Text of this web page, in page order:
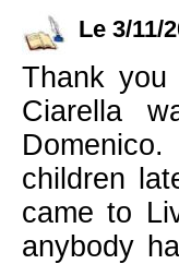
Le 3/11/
Thank
Ciarella
children
came to
anybody